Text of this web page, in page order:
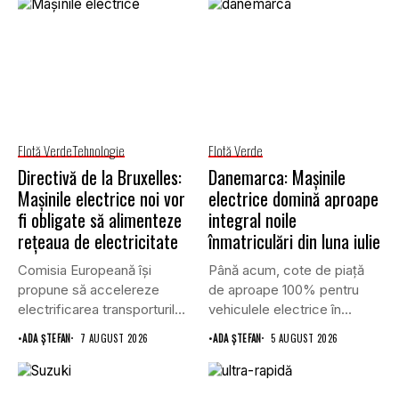
Flotă VerdeTehnologie
Directivă de la Bruxelles:
Mașinile electrice noi vor
fi obligate să alimenteze
rețeaua de electricitate
Comisia Europeană își
propune să accelereze
electrificarea transporturilor,
a clădirilor și a...
•ADA ȘTEFAN 7 AUGUST 2026
Flotă Verde
Danemarca: Mașinile
electrice domină aproape
integral noile
înmatriculări din luna iulie
Până acum, cote de piață
de aproape 100% pentru
vehiculele electrice în...
•ADA ȘTEFAN 5 AUGUST 2026